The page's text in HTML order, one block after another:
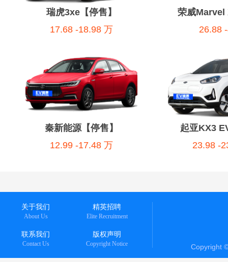
瑞虎3xe【停售】
17.68 -18.98 万
荣威Marvel
26.88
秦新能源【停售】
12.99 -17.48 万
起亚KX3
23.98 -
关于我们
About Us
精英招聘
Elite Recruitment
联系我们
Contact Us
版权声明
Copyright Notice Copyright